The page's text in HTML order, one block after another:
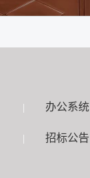
| 办公系统
| 招标公告